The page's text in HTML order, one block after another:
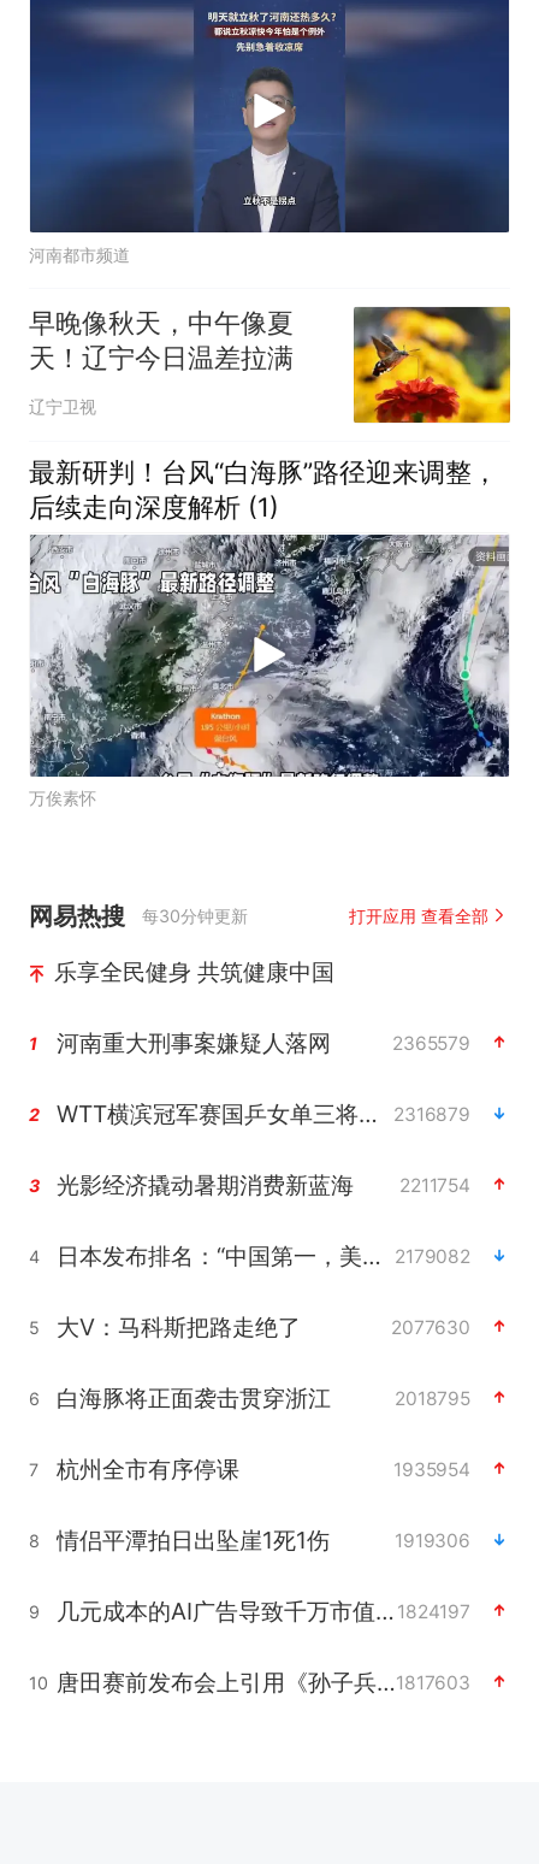
河南都市频道
早晚像秋天，中午像夏
天！辽宁今日温差拉满
辽宁卫视
最新研判！台风“白海豚”路径迎来调整，
后续走向深度解析 (1)
万俟素怀
网易热搜 每30分钟更新 打开应用 查看全部
乐享全民健身 共筑健康中国
1 河南重大刑事案嫌疑人落网 2365579
2 WTT横滨冠军赛国乒女单三将晋级四强 2316879
3 光影经济撬动暑期消费新蓝海 2211754
4 日本发布排名：“中国第一，美日德韩英法居后” 2179082
5 大V：马科斯把路走绝了 2077630
6 白海豚将正面袭击贯穿浙江 2018795
7 杭州全市有序停课 1935954
8 情侣平潭拍日出坠崖1死1伤 1919306
9 几元成本的AI广告导致千万市值蒸发 1824197
10 唐田赛前发布会上引用《孙子兵法》1817603